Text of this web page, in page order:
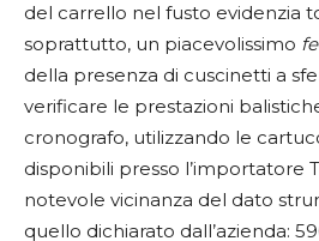
del carrello nel fusto evidenzia
soprattutto, un piacevolissimo
della presenza di cuscinetti a
verificare le prestazioni
cronografo, utilizzando le
disponibili presso l’importatore
notevole vicinanza del dato
quello dichiarato dall’azienda: